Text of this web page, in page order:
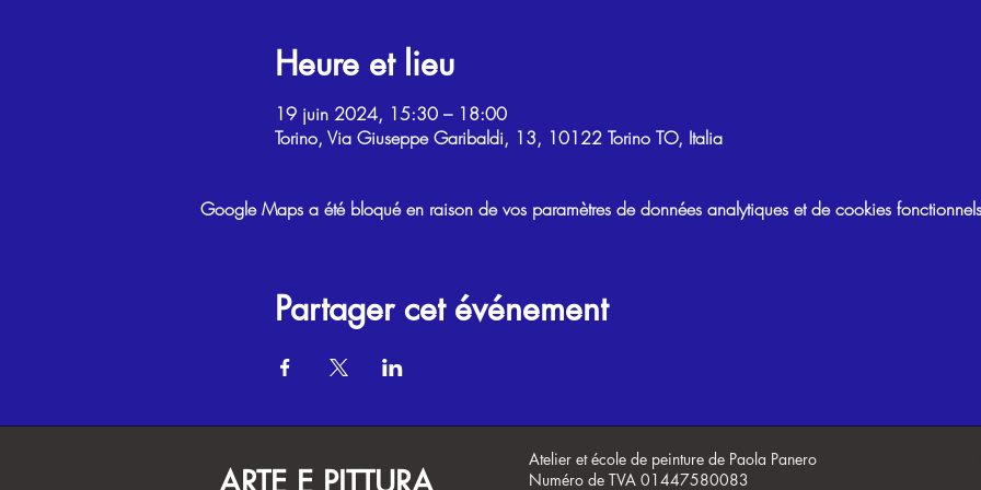
Heure et lieu
19 juin 2024, 15:30 – 18:00
Torino, Via Giuseppe Garibaldi, 13, 10122 Torino TO, Italia
Google Maps a été bloqué en raison de vos paramètres de données analytiques et de cookies
Partager cet événement
Atelier et école de peinture de Paola Panero
Numéro de TVA 01447580083